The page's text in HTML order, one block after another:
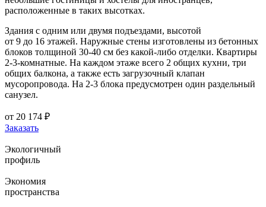
расположенные в таких высотках.
Здания с одним или двумя подъездами, высотой
от 9 до 16 этажей. Наружные стены изготовлены из бетонных
блоков толщиной 30-40 см без какой-либо отделки. Квартиры
2-3-комнатные. На каждом этаже всего 2 общих кухни, три
общих балкона, а также есть загрузочный клапан
мусоропровода. На 2-3 блока предусмотрен один раздельный
санузел.
от 20 174 ₽
Заказать
Экологичный
профиль
Экономия
пространства